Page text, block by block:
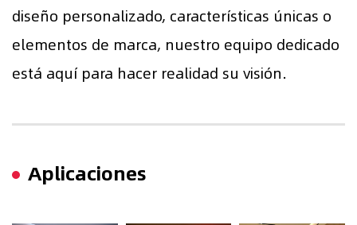
diseño personalizado, características únicas o
elementos de marca, nuestro equipo dedicado
está aquí para hacer realidad su visión.
Aplicaciones